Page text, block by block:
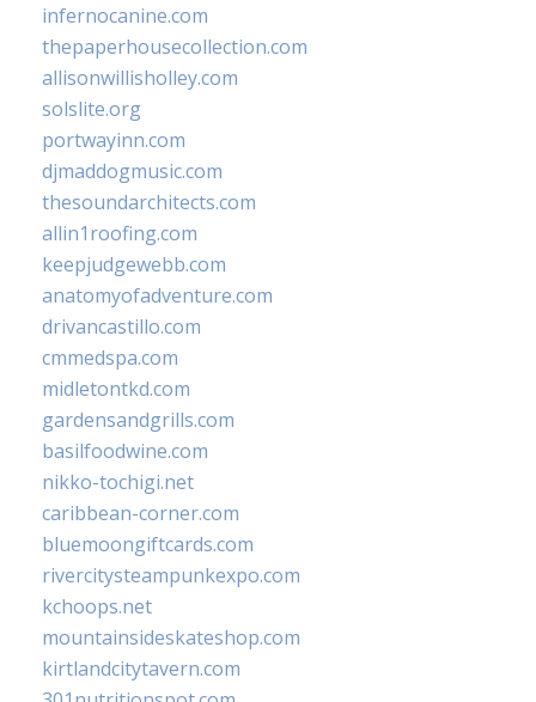
infernocanine.com
thepaperhousecollection.com
allisonwillisholley.com
solslite.org
portwayinn.com
djmaddogmusic.com
thesoundarchitects.com
allin1roofing.com
keepjudgewebb.com
anatomyofadventure.com
drivancastillo.com
cmmedspa.com
midletontkd.com
gardensandgrills.com
basilfoodwine.com
nikko-tochigi.net
caribbean-corner.com
bluemoongiftcards.com
rivercitysteampunkexpo.com
kchoops.net
mountainsideskateshop.com
kirtlandcitytavern.com